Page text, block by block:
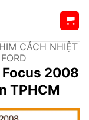
CÁCH NHIỆT
Focus 2008
TPHCM